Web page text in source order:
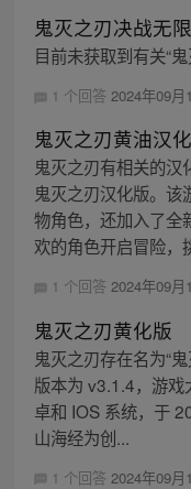
鬼灭之刃决战无
目前未获取到有关“
1 个回答 2024年09月
鬼灭之刃黄油汉
鬼灭之刃有相关的
鬼灭之刃汉化版。该
物角色，还加入了全
欢的角色开启冒险，
1 个回答 2024年09月
鬼灭之刃黄化版
鬼灭之刃存在名为“
版本为 v3.1.4，游
卓和 IOS 系统，于
山海经为创...
1 个回答 2024年09